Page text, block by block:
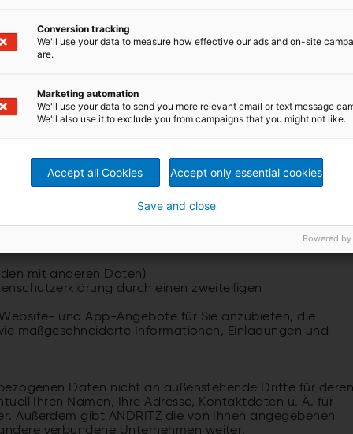
wie dies für die oben genannten Zwecke
Aufbewahrungspflichten erforderlich sein,
auch nach Erfüllung dieser Zwecke zu speichern.
gegen Haftungsansprüche gehalten werden müssen,
notwendig ist.
und App-Aktivitäten analysieren, bieten Opt-out-
von Cookies durch Ihre Browser-Einstellungen zu
über Ihre Nutzung von Website und Apps
mit anderen Daten)
durch einen zweiteiligen
und App-Angebote für Sie anzubieten, die
maßgeschneiderte Informationen, Einladungen und
Daten nicht an außenstehende Dritte für deren
Ihren Namen, Ihre Adresse, Kontaktdaten u. Ä. für
Außerdem gibt ANDRITZ die von Ihnen angegebenen
verbundene Unternehmen weiter.
Conversion tracking
We'll use your data to measure how effective our ads and on-site
are.
Marketing automation
We'll use your data to send you more relevant email or text message
We'll also use it to exclude you from campaigns that you might not like.
Accept all Cookies Accept only essential cookies
Save and close
Powered by